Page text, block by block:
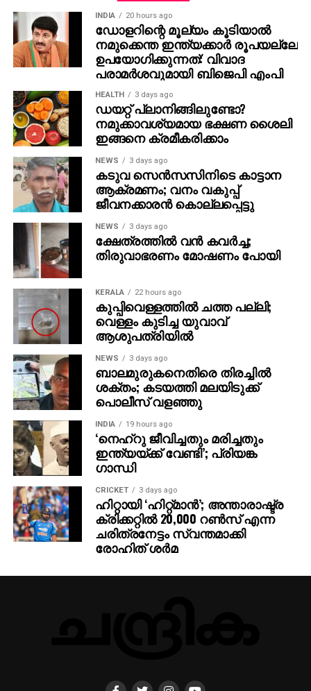
തെക്കന്‍ ജില്ലകളിലെ വോട്ടെടുപ്പ്
പുരോഗമിക്കുകയാണ്. വോട്ടെടുപ്പിന്റെ ആദ്യ
മണിക്കൂറുകളില്‍ മികച്ച പോളിങ് ആണ്
രേഖപ്പെടുത്തുന്നത്. വൈകിട്ട് ആറു മണിവരെയാണ്
വോട്ടെടുപ്പ്.
തിരുവനന്തപുരം, കൊല്ലം, പത്തനംതിട്ട, ആലപ്പുഴ,
കോട്ടയം, ഇടുക്കി, എറണാകുളം ജില്ലകളിലെ 595
തദ്ദേശ സ്ഥാപനങ്ങളിലേക്കാണ് വോട്ടെടുപ്പ് നടക്കുന്നത്.
മൂന്ന് കോര്‍പ്പറേഷനുകള്‍ 39 മുന്‍സിപ്പാലിറ്റികള്‍, ഏഴ്
ജില്ലാ പഞ്ചായത്തുകള്‍, 75 ബ്ലോക്ക്
പഞ്ചായത്തുകള്‍, 471 ഗ്രാമപഞ്ചായത്തുകള്‍
എന്നിവിടങ്ങളിലേക്കാണ് ഇന്ന് ജനവിധി.
INDIA 20 hours ago
ഡോളറിന്റെ മൂല്യം കൂടിയാല്‍
നമുക്കെന്ത ഇന്ത്യക്കാര്‍ രൂപയല്ലേ
ഉപയോഗിക്കുന്നത്: വിവാദ
പരാമര്‍ശവുമായി ബിജെപി എംപി
HEALTH 3 days ago
ഡയറ്റ് പ്ലാനിങ്ങിലുണ്ടോ?
നമുക്കാവശ്യമായ ഭക്ഷണ ശൈലി
ഇങ്ങനെ ക്രമീകരിക്കാം
NEWS 3 days ago
കടുവ സെന്‍സസിനിടെ കാട്ടാന
ആക്രമണം; വനം വകുപ്പ്
ജീവനക്കാരന്‍ കൊല്ലപ്പെട്ടു
NEWS 3 days ago
ക്ഷേത്രത്തില്‍ വന്‍ കവര്‍ച്ച;
തിരുവാഭരണം മോഷണം പോയി
KERALA 22 hours ago
കുപ്പിവെള്ളത്തില്‍ ചത്ത പല്ലി;
വെള്ളം കുടിച്ച യുവാവ്
ആശുപത്രിയില്‍
NEWS 3 days ago
ബാലമുരുകനെതിരെ തിരച്ചില്‍
ശക്തം; കടയത്തി മലയിടുക്ക്
പൊലീസ് വളഞ്ഞു
INDIA 19 hours ago
‘നെഹ്റു ജീവിച്ചതും മരിച്ചതും
ഇന്ത്യയ്ക്ക് വേണ്ടി’; പ്രിയങ്ക
ഗാന്ധി
CRICKET 3 days ago
ഹിറ്റായി ‘ഹിറ്റ്മാന്‍’; അന്താരാഷ്ട്ര
ക്രിക്കറ്റില്‍ 20,000 റണ്‍സ് എന്ന
ചരിത്രനേട്ടം സ്വന്തമാക്കി
രോഹിത് ശര്‍മ